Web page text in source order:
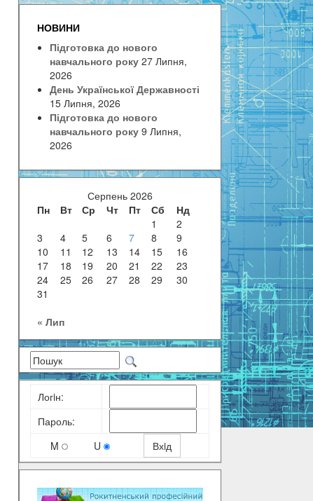
НОВИНИ
Підготовка до нового
навчального року 27 Липня,
2026
День Української Державності
15 Липня, 2026
Підготовка до нового
навчального року 9 Липня,
2026
Серпень 2026
Пн
Вт Ср Чт Пт Сб
Нд
1
2
3
4 5 6 7 8
9
10
11 12 13 14 15
16
17
18 19 20 21 22
23
24
25 26 27 28 29
30
31
« Лип
Логiн:
Пароль:
M
U